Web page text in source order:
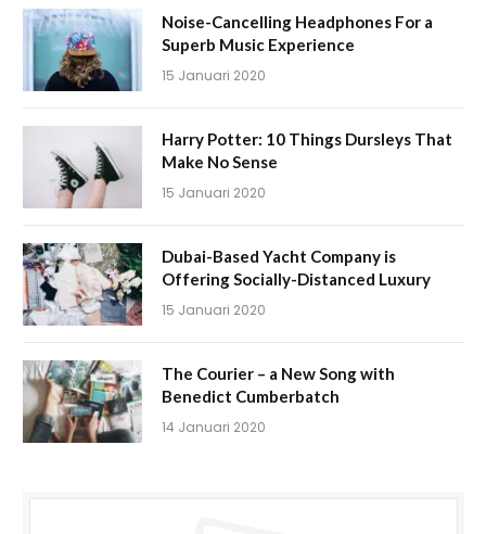
Noise-Cancelling Headphones For a
Superb Music Experience
15 Januari 2020
Harry Potter: 10 Things Dursleys That
Make No Sense
15 Januari 2020
Dubai-Based Yacht Company is
Offering Socially-Distanced Luxury
15 Januari 2020
The Courier – a New Song with
Benedict Cumberbatch
14 Januari 2020